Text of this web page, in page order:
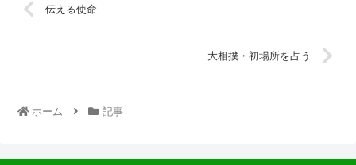
伝える使命
大相撲・初場所を占う
ホーム 記事